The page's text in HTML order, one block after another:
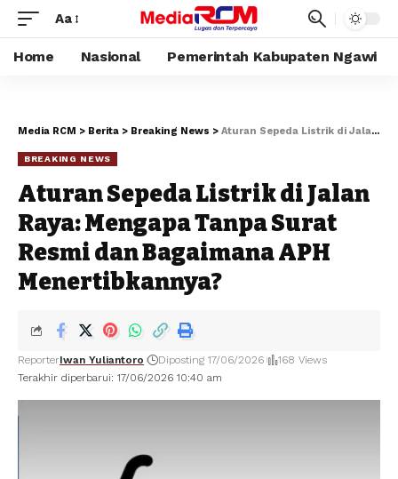
Aa
Home Nasional Pemerintah Kabupaten Ngawi
Media RCM > Berita > Breaking News > Aturan Sepeda Listrik di Jalan Raya: Mengapa Tanpa Surat Resmi dan Bagaimana APH Menertibkannya?
BREAKING NEWS
Aturan Sepeda Listrik di Jalan
Raya: Mengapa Tanpa Surat
Resmi dan Bagaimana APH
Menertibkannya?
Terakhir diperbarui: 17/06/2026 10:40 am
ReporterIwan Yuliantoro Diposting 17/06/2026 168 Views